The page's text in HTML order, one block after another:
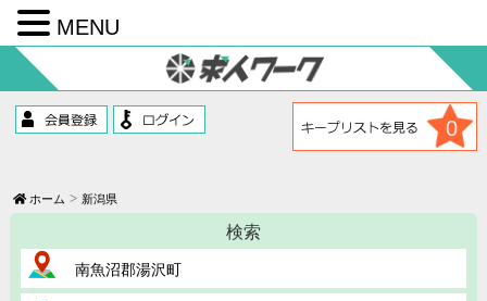
コ
テ
ン
ツ
ッ
プ
0
ホーム 新潟県
検索
南魚沼郡湯沢町
MENU